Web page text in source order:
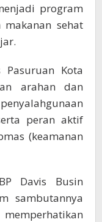
program
sehat
Kota
arahan dan
peran aktif
(keamanan
Davis Busin
sambutannya